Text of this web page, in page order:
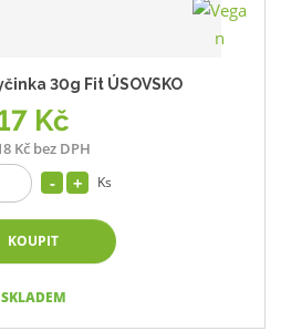
30g Fit ÚSOVSKO
Kč
Kč bez DPH
Ks
KOUPIT
SKLADEM